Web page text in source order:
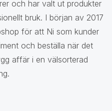
och har valt ut produkter
bruk. I början av 2017
för att Ni som kunder
och beställa när det
affär i en välsorterad